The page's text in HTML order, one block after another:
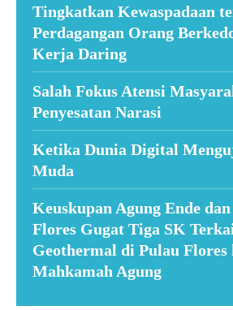
Tingkatkan Kewaspadaan
Perdagangan Orang
Kerja Daring
Salah Fokus Atensi
Penyesatan Narasi
Ketika Dunia Digital
Muda
Keuskupan Agung Ende
Flores Gugat Tiga SK
Geothermal di Pulau Flores
Mahkamah Agung